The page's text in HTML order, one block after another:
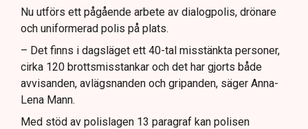
Nu utförs ett pågående arbete av dialogpolis, drönare
och uniformerad polis på plats.
– Det finns i dagsläget ett 40-tal misstänkta personer,
cirka 120 brottsmisstankar och det har gjorts både
avvisanden, avlägsnanden och gripanden, säger Anna-
Lena Mann.
Med stöd av polislagen 13 paragraf kan polisen